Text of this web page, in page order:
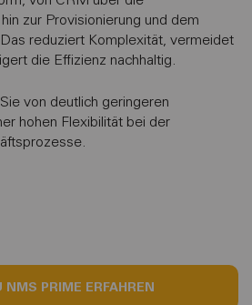
zur Provisionierung und dem
reduziert Komplexität, vermeidet
die Effizienz nachhaltig.
von deutlich geringeren
hohen Flexibilität bei der
NMS PRIME ERFAHREN